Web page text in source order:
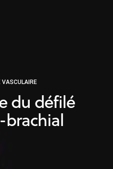
VASCULAIRE
du défilé